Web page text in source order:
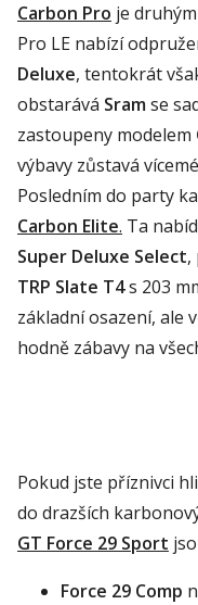
Carbon Pro je
Pro LE nabízí
Deluxe, tentokrát
obstarává Sramse
zastoupeny modelem
výbavy zůstavá
Posledním do party
Carbon Elite. Ta
Super Deluxe Select,
TRP Slate T4s 203
základní osazení, ale
hodně zábavy na
Pokud jste příznivci
do drazších
GT Force 29 Sport
Force 29 Comp